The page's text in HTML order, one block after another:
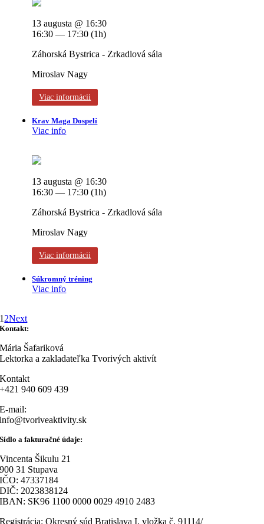
Krav Maga Dospelí
Viac info
13 augusta @ 16:30
16:30 — 17:30 (1h)
Záhorská Bystrica - Zrkadlová sála
Miroslav Nagy
Viac informácii
Súkromný tréning
Viac info
13 augusta @ 16:30
16:30 — 17:30 (1h)
Záhorská Bystrica - Zrkadlová sála
Miroslav Nagy
Viac informácii
1 2Next
Kontakt:
Mária Šafariková
Lektorka a zakladateľka Tvorivých aktivít
Kontakt
+421 940 609 439
E-mail:
info@tvoriveaktivity.sk
Sídlo a fakturačné údaje:
Vincenta Šikulu 21
900 31 Stupava
IČO: 47337184
DIČ: 2023838124
IBAN: SK96 1100 0000 0029 4910 2483
Registrácia: Okresný súd Bratislava I, vložka č. 91114/